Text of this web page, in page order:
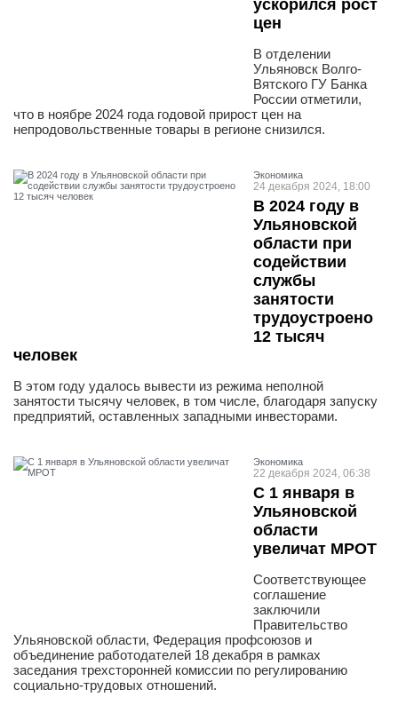
ускорился рост
цен
В отделении
Ульяновск Волго-
Вятского ГУ Банка
России отметили,
что в ноябре 2024 года годовой прирост цен на
непродовольственные товары в регионе снизился.
Экономика
24 декабря 2024, 18:00
В 2024 году в
Ульяновской
области при
содействии
службы
занятости
трудоустроено
12 тысяч
человек
В этом году удалось вывести из режима неполной
занятости тысячу человек, в том числе, благодаря запуску
предприятий, оставленных западными инвесторами.
Экономика
22 декабря 2024, 06:38
С 1 января в
Ульяновской
области
увеличат МРОТ
Соответствующее
соглашение
заключили
Правительство
Ульяновской области, Федерация профсоюзов и
объединение работодателей 18 декабря в рамках
заседания трехсторонней комиссии по регулированию
социально-трудовых отношений.